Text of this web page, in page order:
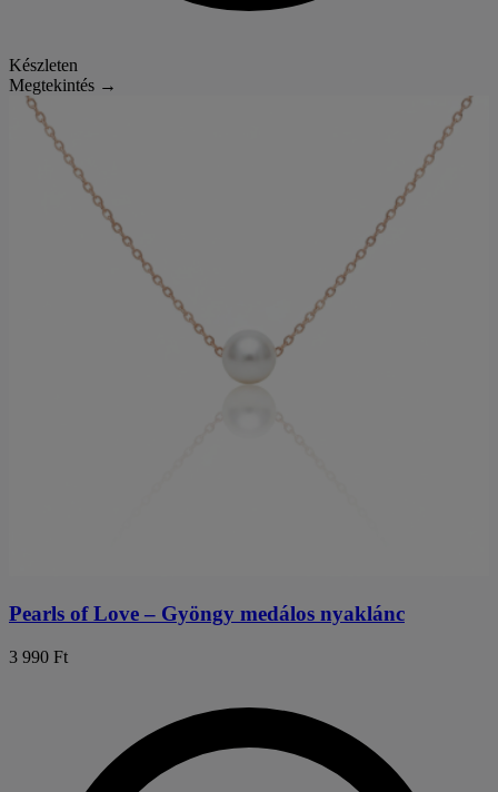
Készleten
Megtekintés →
Pearls of Love – Gyöngy medálos nyaklánc
3 990 Ft